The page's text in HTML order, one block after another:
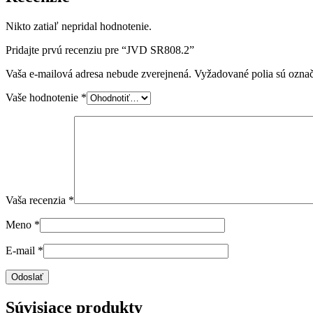
Nikto zatiaľ nepridal hodnotenie.
Pridajte prvú recenziu pre “JVD SR808.2”
Vaša e-mailová adresa nebude zverejnená. Vyžadované polia sú
Vaše hodnotenie *
Vaša recenzia *
Meno *
E-mail *
Súvisiace produkty